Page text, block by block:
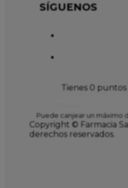
SÍGUENOS
Tienes 0
Puede canjear un máximo
Copyright © Farmacia
derechos reservados.